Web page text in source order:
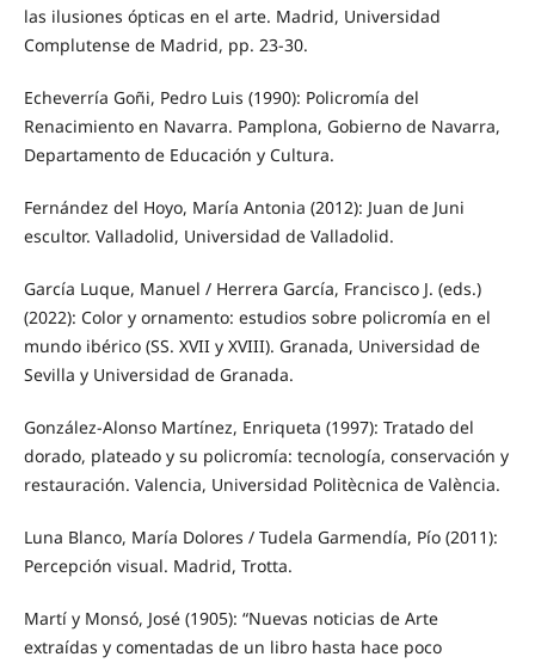
las ilusiones ópticas en el arte. Madrid, Universidad
Complutense de Madrid, pp. 23-30.
Echeverría Goñi, Pedro Luis (1990): Policromía del
Renacimiento en Navarra. Pamplona, Gobierno de Navarra,
Departamento de Educación y Cultura.
Fernández del Hoyo, María Antonia (2012): Juan de Juni
escultor. Valladolid, Universidad de Valladolid.
García Luque, Manuel / Herrera García, Francisco J. (eds.)
(2022): Color y ornamento: estudios sobre policromía en el
mundo ibérico (SS. XVII y XVIII). Granada, Universidad de
Sevilla y Universidad de Granada.
González-Alonso Martínez, Enriqueta (1997): Tratado del
dorado, plateado y su policromía: tecnología, conservación y
restauración. Valencia, Universidad Politècnica de València.
Luna Blanco, María Dolores / Tudela Garmendía, Pío (2011):
Percepción visual. Madrid, Trotta.
Martí y Monsó, José (1905): “Nuevas noticias de Arte
extraídas y comentadas de un libro hasta hace poco